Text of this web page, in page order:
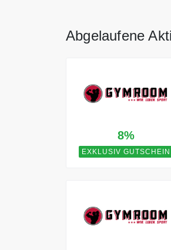
Abgelaufene
8%
EXKLUSIV GUTSCHEIN